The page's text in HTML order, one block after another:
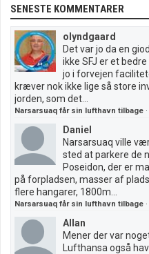
SENESTE KOMMENTARER
olyndgaard
Det var jo da en
ikke SFJ er et
jo i forvejen
kræver nok ikke lige så store
jorden, som det...
Narsarsuaq får sin lufthavn tilbage ·
Daniel
Narsarsuaq ville
sted at parkere de
Poseidon, der er
på forpladsen, masser af
flere hangarer, 1800m...
Narsarsuaq får sin lufthavn tilbage ·
Allan
Mener der var
Lufthansa også